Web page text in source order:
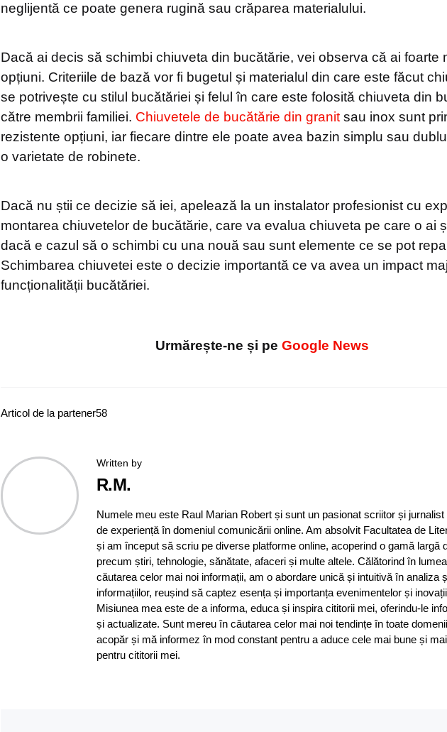
neglijentă ce poate genera rugină sau crăparea materialului.
Dacă ai decis să schimbi chiuveta din bucătărie, vei observa că ai foarte
opțiuni. Criteriile de bază vor fi bugetul și materialul din care este făcut
se potrivește cu stilul bucătăriei și felul în care este folosită chiuveta din
către membrii familiei. Chiuvetele de bucătărie din granit sau inox sunt
rezistente opțiuni, iar fiecare dintre ele poate avea bazin simplu sau
o varietate de robinete.
Dacă nu știi ce decizie să iei, apelează la un instalator profesionist cu
montarea chiuvetelor de bucătărie, care va evalua chiuveta pe care o ai
dacă e cazul să o schimbi cu una nouă sau sunt elemente ce se pot
Schimbarea chiuvetei este o decizie importantă ce va avea un impact
funcționalității bucătăriei.
Urmărește-ne și pe Google News
Articol de la partener58
Written by
R.M.
Numele meu este Raul Marian Robert și sunt un pasionat scriitor și
de experiență în domeniul comunicării online. Am absolvit Facultatea de
și am început să scriu pe diverse platforme online, acoperind o gamă largă
precum știri, tehnologie, sănătate, afaceri și multe altele. Călătorind în
căutarea celor mai noi informații, am o abordare unică și intuitivă în analiza
informațiilor, reușind să captez esența și importanța evenimentelor și
Misiunea mea este de a informa, educa și inspira cititorii mei, oferindu-le
și actualizate. Sunt mereu în căutarea celor mai noi tendințe în toate
acopăr și mă informez în mod constant pentru a aduce cele mai bune și
pentru cititorii mei.